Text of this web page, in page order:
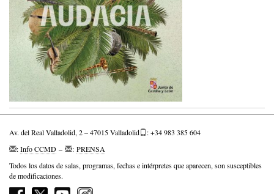
Av. del Real Valladolid, 2 – 47015 Valladolid
: +34 983 385 604
:Info CCMD – : PRENSA
Todos los datos de salas, programas, fechas e intérpretes que aparecen, son susceptibles
de modificaciones.